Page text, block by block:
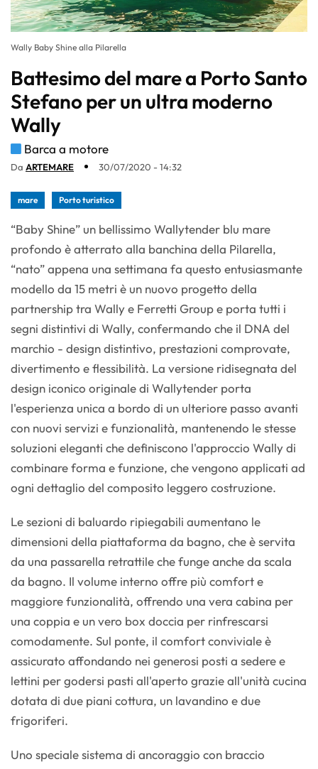
Wally Baby Shine alla Pilarella
Battesimo del mare a Porto Santo
Stefano per un ultra moderno
Wally
Barca a motore
Da ARTEMARE 30/07/2020 - 14:32
mare Porto turistico
“Baby Shine” un bellissimo Wallytender blu mare
profondo è atterrato alla banchina della Pilarella,
“nato” appena una settimana fa questo entusiasmante
modello da 15 metri è un nuovo progetto della
partnership tra Wally e Ferretti Group e porta tutti i
segni distintivi di Wally, confermando che il DNA del
marchio - design distintivo, prestazioni comprovate,
divertimento e flessibilità. La versione ridisegnata del
design iconico originale di Wallytender porta
l'esperienza unica a bordo di un ulteriore passo avanti
con nuovi servizi e funzionalità, mantenendo le stesse
soluzioni eleganti che definiscono l'approccio Wally di
combinare forma e funzione, che vengono applicati ad
ogni dettaglio del composito leggero costruzione.
Le sezioni di baluardo ripiegabili aumentano le
dimensioni della piattaforma da bagno, che è servita
da una passarella retrattile che funge anche da scala
da bagno. Il volume interno offre più comfort e
maggiore funzionalità, offrendo una vera cabina per
una coppia e un vero box doccia per rinfrescarsi
comodamente. Sul ponte, il comfort conviviale è
assicurato affondando nei generosi posti a sedere e
lettini per godersi pasti all'aperto grazie all'unità cucina
dotata di due piani cottura, un lavandino e due
frigoriferi.
Uno speciale sistema di ancoraggio con braccio